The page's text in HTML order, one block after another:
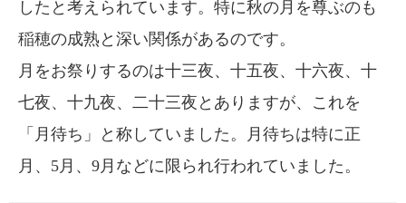
したと考えられています。特に秋の月を尊ぶのも
稲穂の成熟と深い関係があるのです。
月をお祭りするのは十三夜、十五夜、十六夜、十
七夜、十九夜、二十三夜とありますが、これを
「月待ち」と称していました。月待ちは特に正
月、5月、9月などに限られ行われていました。